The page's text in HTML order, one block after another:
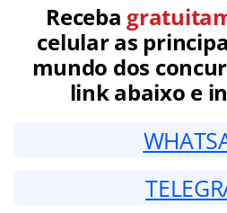
Receba
celular as
mundo dos
link abaixo e